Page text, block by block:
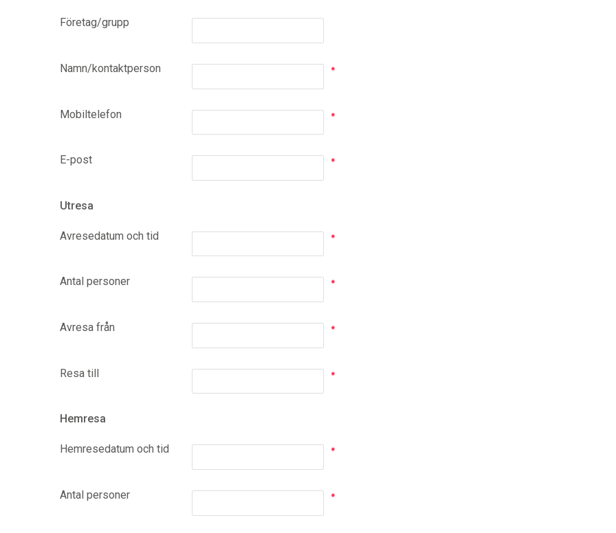
Företag/grupp
Namn/kontaktperson
Mobiltelefon
E-post
Utresa
Avresedatum och tid
Antal personer
Avresa från
Resa till
Hemresa
Hemresedatum och tid
Antal personer